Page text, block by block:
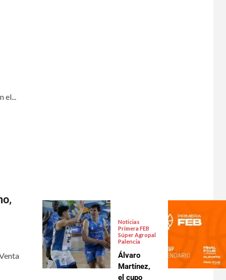
el...
Noticias
Primera FEB
Súper Agropal
Palencia
Álvaro
Martínez,
el cupo